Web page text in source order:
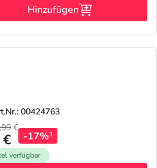
Hinzufügen
00424763
€
€ -17%3
verfügbar